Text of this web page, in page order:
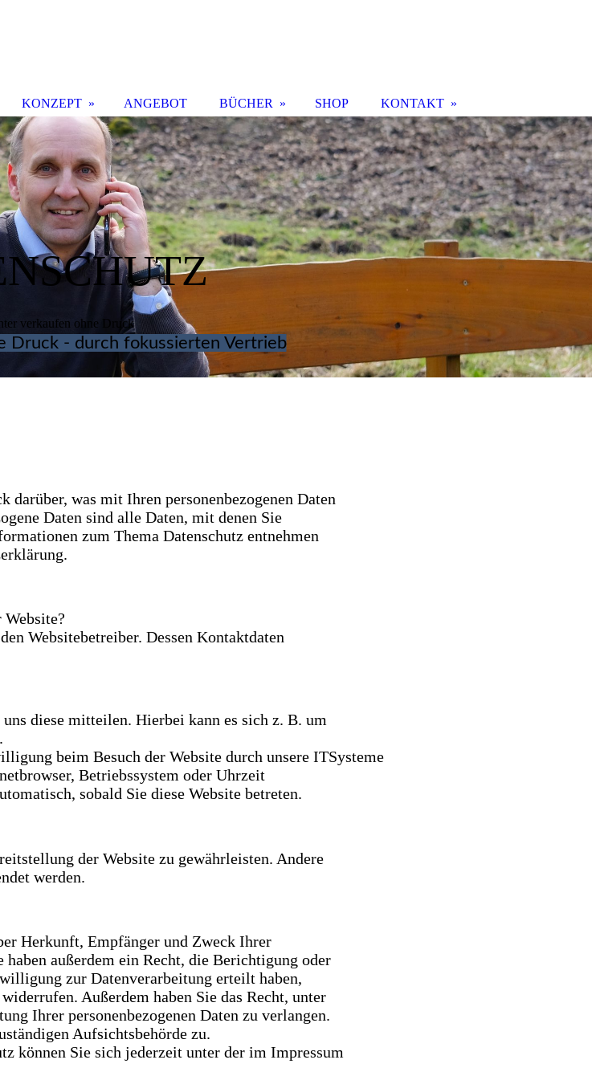
verkaufen ohne Druck
Druck - durch fokussierten Vertrieb
was mit Ihren personenbezogenen Daten
Daten sind alle Daten, mit denen Sie
zum Thema Datenschutz entnehmen
Websitebetreiber. Dessen Kontaktdaten
diese mitteilen. Hierbei kann es sich z. B. um
beim Besuch der Website durch unsere ITSysteme
Betriebssystem oder Uhrzeit
sobald Sie diese Website betreten.
der Website zu gewährleisten. Andere
werden.
Herkunft, Empfänger und Zweck Ihrer
haben außerdem ein Recht, die Berichtigung oder
zur Datenverarbeitung erteilt haben,
Außerdem haben Sie das Recht, unter
Ihrer personenbezogenen Daten zu verlangen.
Aufsichtsbehörde zu.
können Sie sich jederzeit unter der im Impressum
KONZEPT ANGEBOT BÜCHER SHOP KONTAKT